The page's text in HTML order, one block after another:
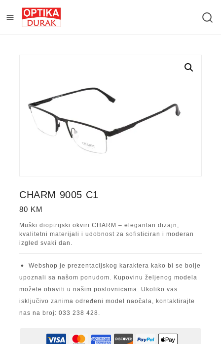
CHARM 9005 C1
80 KM
Muški dioptrijski okviri CHARM – elegantan dizajn,
kvalitetni materijali i udobnost za sofisticiran i moderan
izgled svaki dan.
Webshop je prezentacijskog karaktera kako bi se bolje
upoznali sa našom ponudom. Kupovinu željenog modela
možete obaviti u našim poslovnicama. Ukoliko vas
isključivo zanima određeni model naočala, kontaktirajte
nas na broj: 033 238 428.